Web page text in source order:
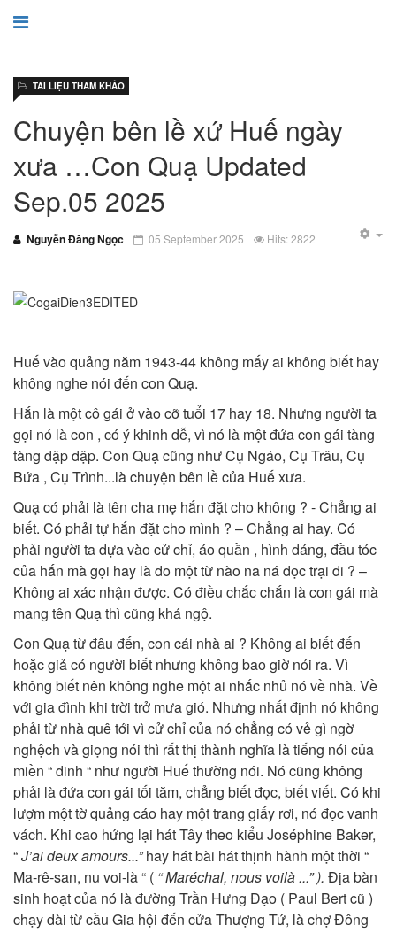
Chuyện bên lề xứ Huế ngày
xưa …Con Quạ Updated
Sep.05 2025
Nguyễn Đăng Ngọc
TÀI LIỆU THAM KHẢO
05 September 2025 Hits: 2822
Huế vào quảng năm 1943-44 không mấy ai không biết hay
không nghe nói đến con Quạ.
Hắn là một cô gái ở vào cỡ tuổi 17 hay 18. Nhưng người ta
gọi nó là con , có ý khinh dễ, vì nó là một đứa con gái tàng
tàng dập dập. Con Quạ cũng như Cụ Ngáo, Cụ Trâu, Cụ
Bứa , Cụ Trình...là chuyện bên lề của Huế xưa.
Quạ có phải là tên cha mẹ hắn đặt cho không ? - Chẳng ai
biết. Có phải tự hắn đặt cho mình ? – Chẳng ai hay. Có
phải người ta dựa vào cử chỉ, áo quần , hình dáng, đầu tóc
của hắn mà gọi hay là do một từ nào na ná đọc trại đi ? –
Không ai xác nhận được. Có điều chắc chắn là con gái mà
mang tên Quạ thì cũng khá ngộ.
Con Quạ từ đâu đến, con cái nhà ai ? Không ai biết đến
hoặc giả có người biết nhưng không bao giờ nói ra. Vì
không biết nên không nghe một ai nhắc nhủ nó về nhà. Về
với gia đình khi trời trở mưa gió. Nhưng nhất định nó không
phải từ nhà quê tới vì cử chỉ của nó chẳng có vẻ gì ngờ
nghệch và giọng nói thì rất thị thành nghĩa là tiếng nói của
miền “ dinh “ như người Huế thường nói. Nó cũng không
phải là đứa con gái tối tăm, chẳng biết đọc, biết viết. Có khi
lượm một tờ quảng cáo hay một trang giấy rơi, nó đọc vanh
vách. Khi cao hứng lại hát Tây theo kiểu Joséphine Baker,
“J’ai deux amours...”hay hát bài hát thịnh hành một thời “
Ma-rê-san, nu voi-là “ ( “ Maréchal, nous voilà ...”). Địa bàn
sinh hoạt của nó là đường Trần Hưng Đạo ( Paul Bert cũ )
chạy dài từ cầu Gia hội đến cửa Thượng Tứ, là chợ Đông